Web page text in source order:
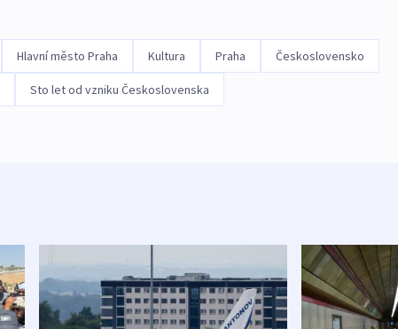
Hlavní město Praha Kultura Praha Československo
Sto let od vzniku Československa